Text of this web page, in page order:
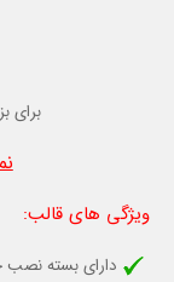
برای
ویژگی های قالب:
دارای بسته نصب